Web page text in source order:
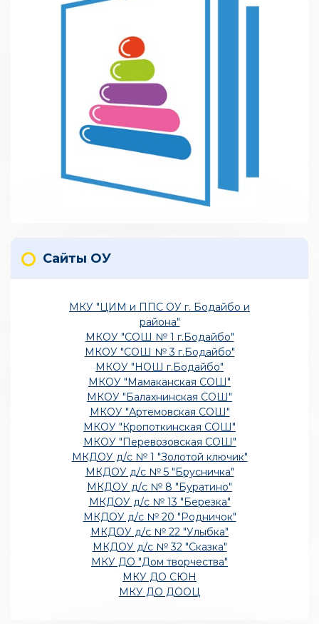
Сайты ОУ
МКУ "ЦИМ и ППС ОУ г. Бодайбо и
района"
МКОУ "СОШ № 1 г.Бодайбо"
МКОУ "СОШ № 3 г.Бодайбо"
МКОУ "НОШ г.Бодайбо"
МКОУ "Мамаканская СОШ"
МКОУ "Балахнинская СОШ"
МКОУ "Артемовская СОШ"
МКОУ "Кропоткинская СОШ"
МКОУ "Перевозовская СОШ"
МКДОУ д/с № 1 "Золотой ключик"
МКДОУ д/с № 5 "Брусничка"
МКДОУ д/с № 8 "Буратино"
МКДОУ д/с № 13 "Березка"
МКДОУ д/с № 20 "Родничок"
МКДОУ д/с № 22 "Улыбка"
МКДОУ д/с № 32 "Сказка"
МКУ ДО "Дом творчества"
МКУ ДО СЮН
МКУ ДО ДООЦ